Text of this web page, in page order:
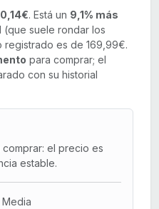
. Está un 9,1% más
suele rondar los
registrado es de 169,99€.
para comprar; el
con su historial
comprar: el precio es
estable.
Media